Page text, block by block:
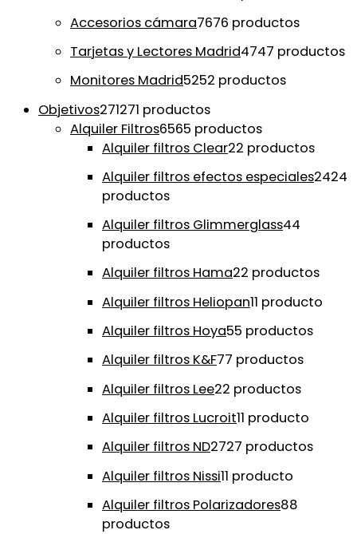
Accesorios cámara7676 productos
Tarjetas y Lectores Madrid4747 productos
Monitores Madrid5252 productos
Objetivos271271 productos
Alquiler Filtros6565 productos
Alquiler filtros Clear22 productos
Alquiler filtros efectos especiales2424
productos
Alquiler filtros Glimmerglass44
productos
Alquiler filtros Hama22 productos
Alquiler filtros Heliopan11 producto
Alquiler filtros Hoya55 productos
Alquiler filtros K&F77 productos
Alquiler filtros Lee22 productos
Alquiler filtros Lucroit11 producto
Alquiler filtros ND2727 productos
Alquiler filtros Nissi11 producto
Alquiler filtros Polarizadores88
productos